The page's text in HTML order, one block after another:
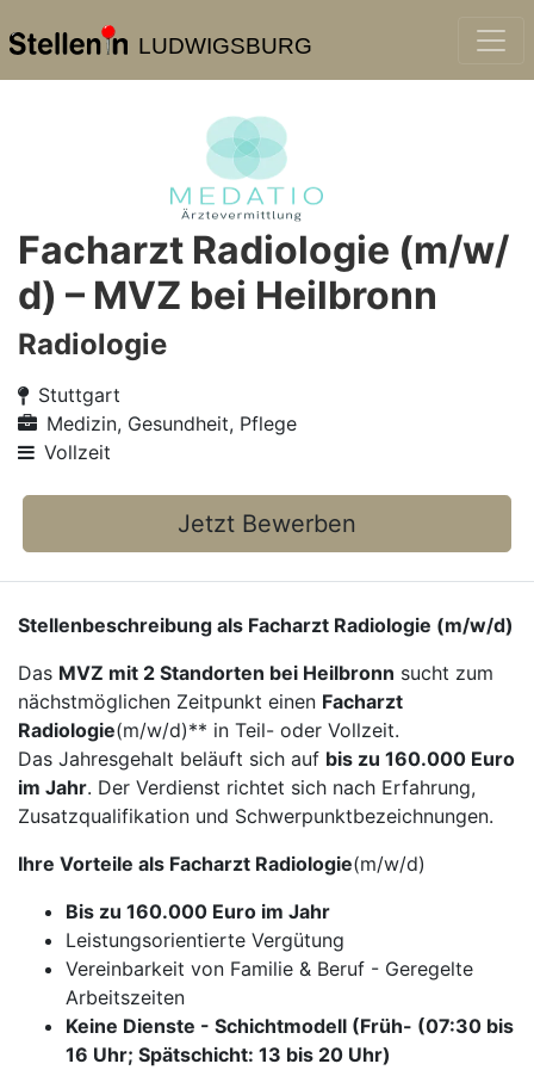
LUDWIGSBURG
Facharzt Radiologie (m/w/
d) – MVZ bei Heilbronn
Radiologie
Stuttgart
Medizin, Gesundheit, Pflege
Vollzeit
Jetzt Bewerben
Stellenbeschreibung als Facharzt Radiologie (m/w/d)
Das MVZ mit 2 Standorten bei Heilbronn sucht zum
nächstmöglichen Zeitpunkt einen Facharzt
Radiologie(m/w/d)** in Teil- oder Vollzeit.
Das Jahresgehalt beläuft sich auf bis zu 160.000 Euro
im Jahr. Der Verdienst richtet sich nach Erfahrung,
Zusatzqualifikation und Schwerpunktbezeichnungen.
Ihre Vorteile als Facharzt Radiologie(m/w/d)
Bis zu 160.000 Euro im Jahr
Leistungsorientierte Vergütung
Vereinbarkeit von Familie & Beruf - Geregelte
Arbeitszeiten
Keine Dienste - Schichtmodell (Früh- (07:30 bis
16 Uhr; Spätschicht: 13 bis 20 Uhr)